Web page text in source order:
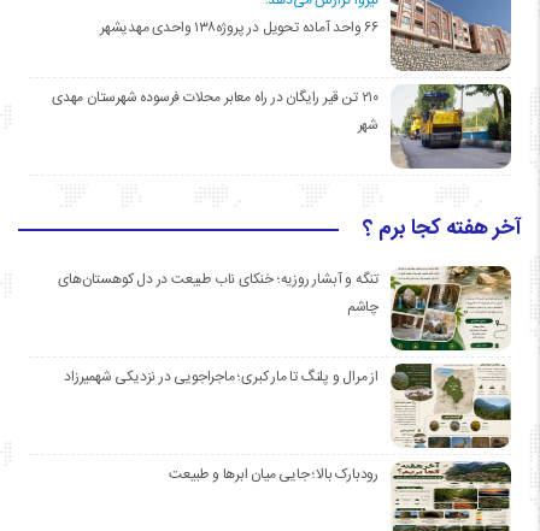
۶۶ واحد آماده تحویل در پروژه۱۳۸ واحدی مهدیشهر
۲۱۰ تن قیر رایگان در راه معابر محلات فرسوده شهرستان مهدی
شهر
آخر هفته کجا برم ؟
تنگه و آبشار روزیه؛ خنکای ناب طبیعت در دل کوهستان‌های
چاشم
از مرال و پلنگ تا مار کبری؛ ماجراجویی در نزدیکی شهمیرزاد
رودبارک بالا؛ جایی میان ابرها و طبیعت